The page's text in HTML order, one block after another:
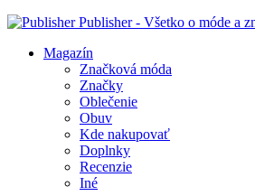
Publisher - Všetko o móde a
Magazín
Značková móda
Značky
Oblečenie
Obuv
Kde nakupovať
Doplnky
Recenzie
Iné